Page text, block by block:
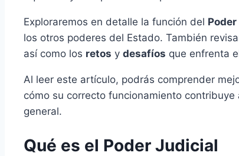
Exploraremos en detalle la función del
los otros poderes del Estado. También
así como los retos y desafíos que enfrenta
Al leer este artículo, podrás comprender
cómo su correcto funcionamiento contribuye
general.
Qué es el Poder Judicial